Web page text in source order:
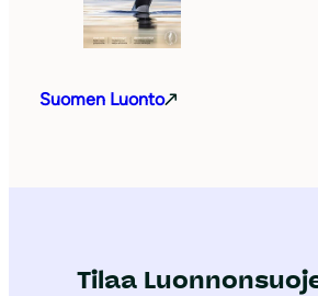
Suomen Luonto
Tilaa